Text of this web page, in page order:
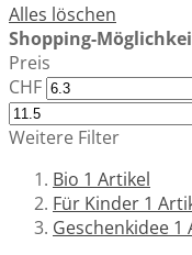
Alles löschen
Shopping-
Preis
CHF
Weitere Filter
Bio 1 Artikel
Für Kinder 1
Geschenkidee 1